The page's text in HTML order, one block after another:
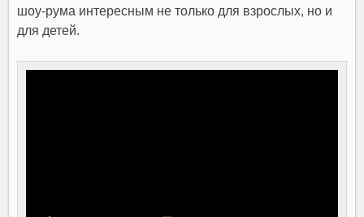
шоу-рума интересным не только для взрослых, но и
для детей.